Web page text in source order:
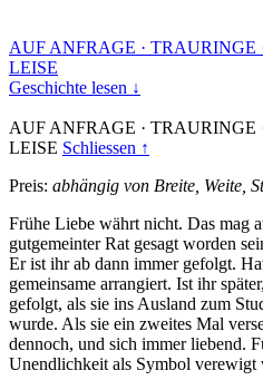
AUF ANFRAGE · TRAURINGE
LEISE
Geschichte lesen ↓
AUF ANFRAGE · TRAURINGE
LEISE Schliessen ↑
Preis: abhängig von Breite, Weite,
Frühe Liebe währt nicht. Das mag
gutgemeinter Rat gesagt worden
Er ist ihr ab dann immer gefolgt.
gemeinsame arrangiert. Ist ihr
gefolgt, als sie ins Ausland zum
wurde. Als sie ein zweites Mal
dennoch, und sich immer liebend.
Unendlichkeit als Symbol verewigt